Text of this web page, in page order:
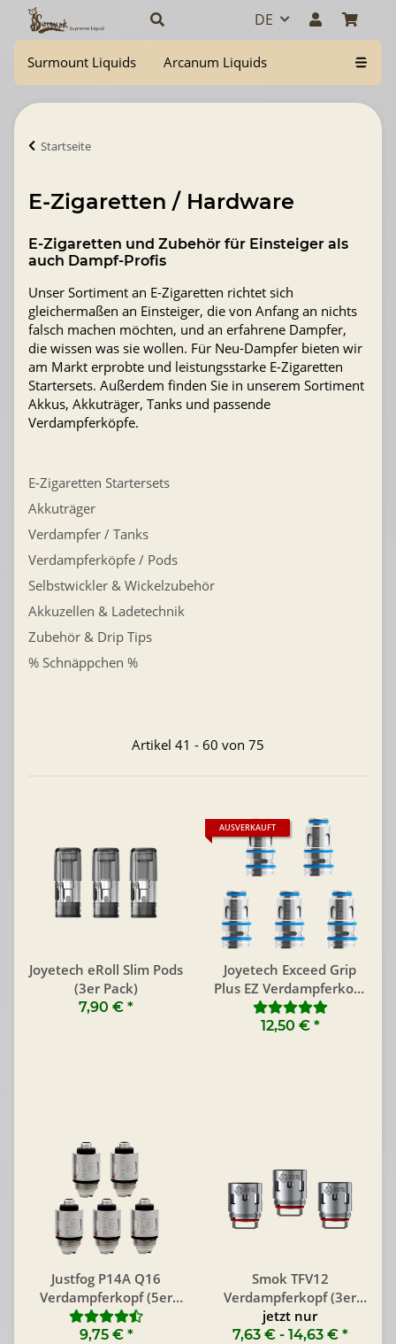
DE
Surmount Liquids Arcanum Liquids
Startseite
E-Zigaretten / Hardware
E-Zigaretten und Zubehör für Einsteiger als
auch Dampf-Profis
Unser Sortiment an E-Zigaretten richtet sich
gleichermaßen an Einsteiger, die von Anfang an nichts
falsch machen möchten, und an erfahrene Dampfer,
die wissen was sie wollen. Für Neu-Dampfer bieten wir
am Markt erprobte und leistungsstarke E-Zigaretten
Startersets. Außerdem finden Sie in unserem Sortiment
Akkus, Akkuträger, Tanks und passende
Verdampferköpfe.
E-Zigaretten Startersets
Akkuträger
Verdampfer / Tanks
Verdampferköpfe / Pods
Selbstwickler & Wickelzubehör
Akkuzellen & Ladetechnik
Zubehör & Drip Tips
% Schnäppchen %
Artikel 41 - 60 von 75
Joyetech eRoll Slim Pods
(3er Pack)
7,90 € *
AUSVERKAUFT
Joyetech Exceed Grip
Plus EZ Verdampferkopf
(5er Pack)
12,50 € *
Justfog P14A Q16
Verdampferkopf (5er
Pack)
9,75 € *
Smok TFV12
Verdampferkopf (3er
Pack)
jetzt nur
7,63 € - 14,63 € *